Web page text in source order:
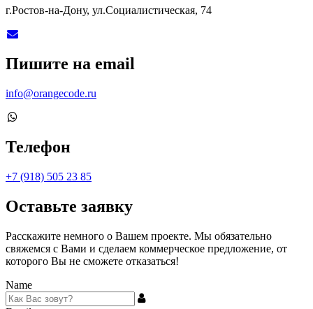
г.Ростов-на-Дону, ул.Социалистическая, 74
Пишите на email
info@orangecode.ru
Телефон
+7 (918) 505 23 85
Оставьте заявку
Расскажите немного о Вашем проекте. Мы обязательно
свяжемся с Вами и сделаем коммерческое предложение, от
которого Вы не сможете отказаться!
Name